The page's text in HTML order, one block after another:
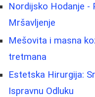
Nordijsko Hodanje -
Mršavljenje
Mešovita i masna
tretmana
Estetska Hirurgija:
Ispravnu Odluku